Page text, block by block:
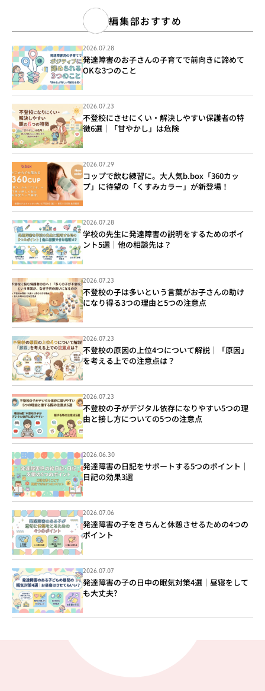
編集部おすすめ
2026.07.28
発達障害のお子さんの子育てで前向きに諦めて
OKな3つのこと
2026.07.23
不登校にさせにくい・解決しやすい保護者の特
徴6選｜「甘やかし」は危険
2026.07.29
コップで飲む練習に。大人気b.box「360カッ
プ」に待望の「くすみカラー」が新登場！
2026.07.28
学校の先生に発達障害の説明をするためのポイ
ント5選｜他の相談先は？
2026.07.23
不登校の子は多いという言葉がお子さんの助け
になり得る3つの理由と5つの注意点
2026.07.23
不登校の原因の上位4つについて解説｜「原因」
を考える上での注意点は？
2026.07.23
不登校の子がデジタル依存になりやすい5つの理
由と接し方についての5つの注意点
2026.06.30
発達障害の日記をサポートする5つのポイント｜
日記の効果3選
2026.07.06
発達障害の子をきちんと休憩させるための4つの
ポイント
2026.07.07
発達障害の子の日中の眠気対策4選｜昼寝をして
も大丈夫?